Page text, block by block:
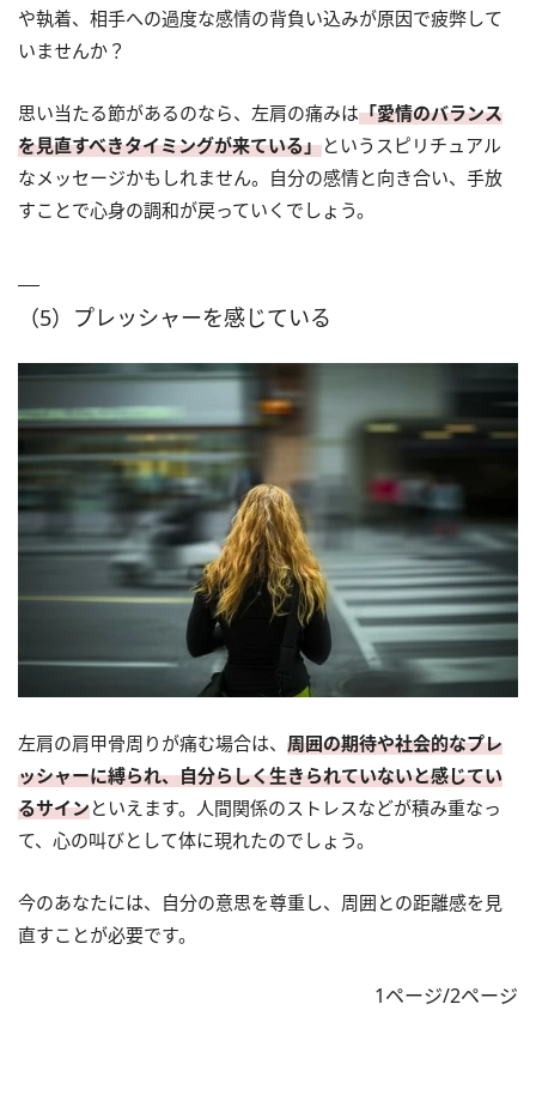
や執着、相手への過度な感情の背負い込みが原因で疲弊して
いませんか？
思い当たる節があるのなら、左肩の痛みは「愛情のバランス
を見直すべきタイミングが来ている」というスピリチュアル
なメッセージかもしれません。自分の感情と向き合い、手放
すことで心身の調和が戻っていくでしょう。
（5）プレッシャーを感じている
左肩の肩甲骨周りが痛む場合は、 周囲の期待や社会的なプレ
ッシャーに縛られ、自分らしく生きられていないと感じてい
るサインといえます。人間関係のストレスなどが積み重なっ
て、心の叫びとして体に現れたのでしょう。
今のあなたには、自分の意思を尊重し、周囲との距離感を見
直すことが必要です。
1ページ/2ページ